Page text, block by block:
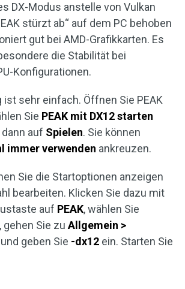
DX-Modus anstelle von Vulkan
stürzt ab“ auf dem PC behoben
gut bei AMD-Grafikkarten. Es
die Stabilität bei
Konfigurationen.
ist sehr einfach. Öffnen Sie PEAK
Sie PEAK mit DX12 starten
auf Spielen. Sie können
immer verwenden ankreuzen.
Sie die Startoptionen anzeigen
bearbeiten. Klicken Sie dazu mit
auf PEAK, wählen Sie
, gehen Sie zu Allgemein >
und geben Sie -dx12 ein. Starten Sie